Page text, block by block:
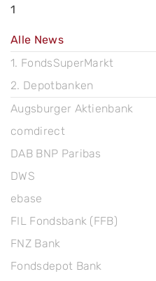
1
Alle News
1. FondsSuperMarkt
2. Depotbanken
Augsburger Aktienbank
comdirect
DAB BNP Paribas
DWS
ebase
FIL Fondsbank (FFB)
FNZ Bank
Fondsdepot Bank